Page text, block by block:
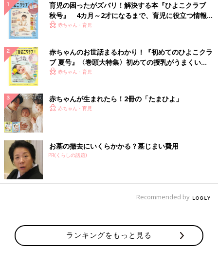
育児の困ったがズバリ！解決する本『ひよこクラブ
秋号』 4カ月～2才になるまで、育児に役立つ情報が
いっぱい！
赤ちゃん・育児
赤ちゃんのお世話まるわかり！『初めてのひよこクラ
ブ 夏号』〈巻頭大特集〉初めての授乳がうまくい
く！ おっぱい・ミルクの基本と夏のトラブル 解決テ
赤ちゃん・育児
赤ちゃんが生まれたら！2冊の「たまひよ」
赤ちゃん・育児
お墓の撤去にいくらかかる？墓じまい費用
PR(くらしの話題)
Recommended by
ランキングをもっと見る